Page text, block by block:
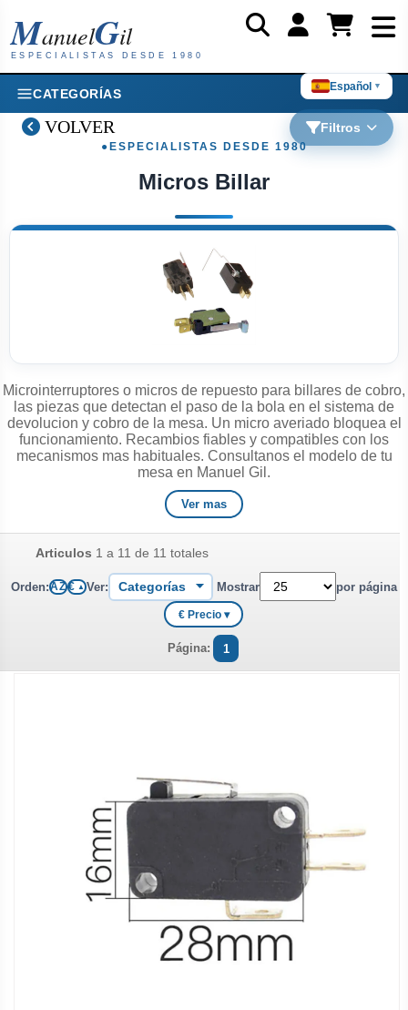
Español ▼
ManuelGil
ESPECIALISTAS DESDE 1980
CATEGORÍAS
VOLVER Filtros
Micros Billar
Microinterruptores o micros de repuesto para billares de cobro,
las piezas que detectan el paso de la bola en el sistema de
devolucion y cobro de la mesa. Un micro averiado bloquea el
funcionamiento. Recambios fiables y compatibles con los
mecanismos mas habituales. Consultanos el modelo de tu
mesa en Manuel Gil.
Ver mas
Articulos 1 a 11 de 11 totales
Orden:A Z € ▲ Ver: Mostrar por página
€ Precio ▾
Página: 1